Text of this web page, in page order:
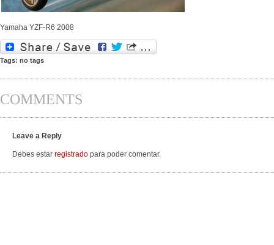
Yamaha YZF-R6 2008
Tags: no tags
COMMENTS
Leave a Reply
Debes estar registrado para poder comentar.